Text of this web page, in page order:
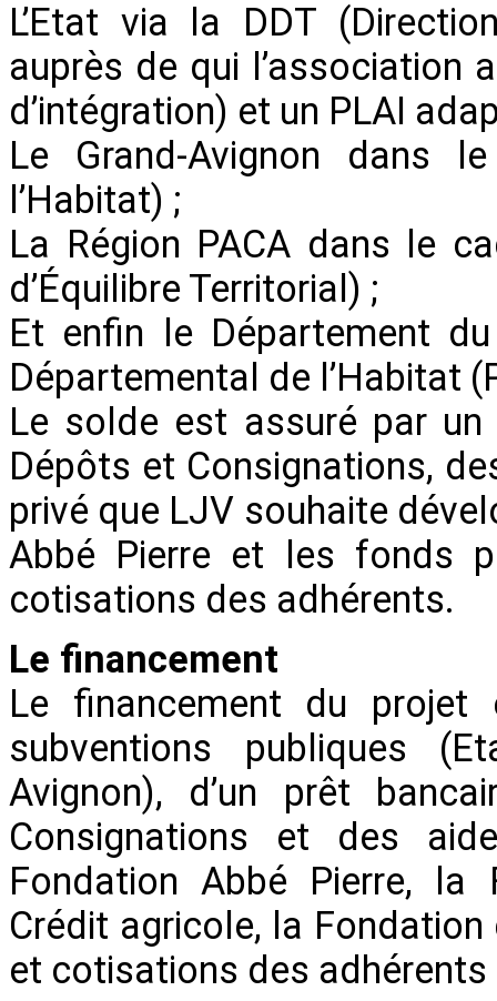
L’Etat via la DDT
auprès de qui l’association
d’intégration) et un PLAI
Le Grand-Avignon dans
l’Habitat) ;
La Région PACA dans le
d’Équilibre Territorial) ;
Et enfin le Département
Départemental de l’Habitat
Le solde est assuré par
Dépôts et Consignations,
privé que LJV souhaite
Abbé Pierre et les fonds
cotisations des adhérents.
Le financement
Le financement du
subventions publiques
Avignon), d’un prêt
Consignations et des
Fondation Abbé Pierre,
Crédit agricole, la
et cotisations des